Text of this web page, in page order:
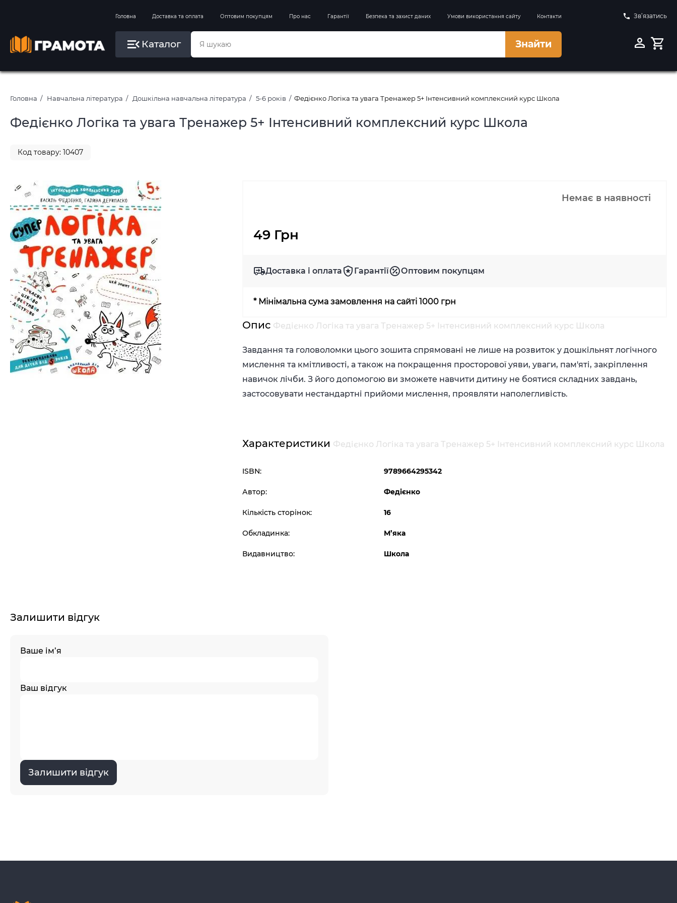
Головна Доставка та оплата Оптовим покупцям Про нас Гарантії Безпека та захист даних Умови використання сайту Контакти Зв’язатись
Каталог Знайти
Вправи на зимові канікули
Літо, пляж, плавання, басейни
Картини за номерами
Головна Навчальна література Дошкільна навчальна література 5-6 років Федієнко Логіка та увага Тренажер 5+ Інтенсивний комплексний курс Школа
Федієнко Логіка та увага Тренажер 5+ Інтенсивний комплексний курс Школа
Код товару: 10407
Немає в наявності
49 Грн
Доставка і оплата Гарантії Оптовим покупцям
* Мінімальна сума замовлення на сайті 1000 грн
Опис Федієнко Логіка та увага Тренажер 5+ Інтенсивний комплексний курс Школа
Завдання та головоломки цього зошита спрямовані не лише на розвиток у дошкільнят логічного
мислення та кмітливості, а також на покращення просторової уяви, уваги, пам'яті, закріплення
навичок лічби. З його допомогою ви зможете навчити дитину не боятися складних завдань,
застосовувати нестандартні прийоми мислення, проявляти наполегливість.
Характеристики Федієнко Логіка та увага Тренажер 5+ Інтенсивний комплексний курс Школа
ISBN: 9789664295342
Автор: Федієнко
Кількість сторінок: 16
Обкладинка: М’яка
Видавництво: Школа
Залишити відгук
Ваше ім’я
Ваш відгук
Залишити відгук